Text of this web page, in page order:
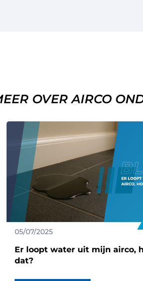
OVER AIRCO
05/07/2025
Er loopt water uit mijn airco,
dat?